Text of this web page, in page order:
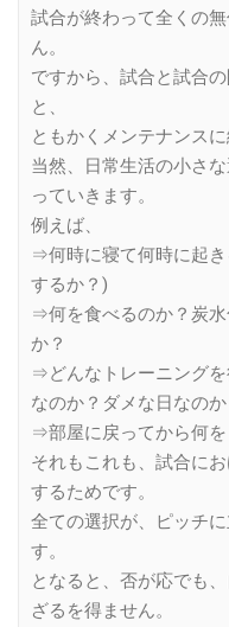
試合が終わって全くの
ん。
ですから、試合と試合
と、
ともかくメンテナンス
当然、日常生活の小さ
っていきます。
例えば、
⇒何時に寝て何時に起
するか？)
⇒何を食べるのか？炭
か？
⇒どんなトレーニング
なのか？ダメな日なのか
⇒部屋に戻ってから何を
それもこれも、試合に
するためです。
全ての選択が、ピッチ
す。
となると、否が応でも
ざるを得ません。